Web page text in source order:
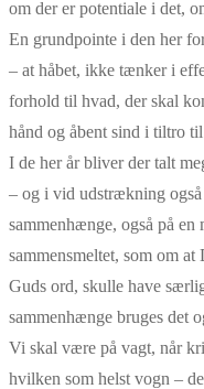
om der er potentiale i det,
En grundpointe i den her
– at håbet, ikke tænker i
forhold til hvad, der skal
hånd og åbent sind i tiltro til
I de her år bliver der talt
– og i vid udstrækning
sammenhænge, også på en
sammensmeltet, som om
Guds ord, skulle have
sammenhænge bruges det
Vi skal være på vagt, når
hvilken som helst vogn –